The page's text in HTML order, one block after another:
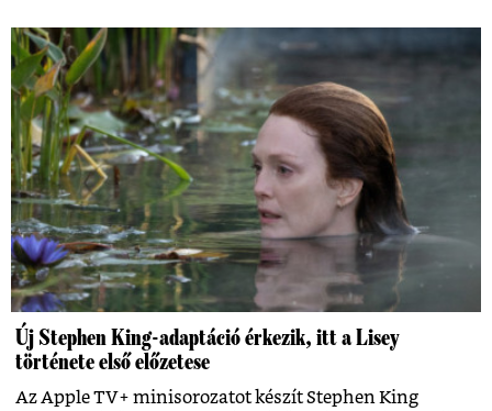
Új Stephen King-adaptáció érkezik, itt a Lisey
története első előzetese
Az Apple TV+ minisorozatot készít Stephen King